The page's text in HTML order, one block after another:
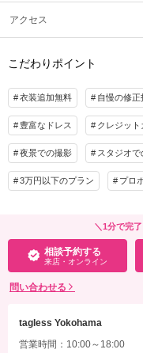
アクセス
こだわりポイント
衣装追加無料 自慢の修正
豊富なドレス クレジッ
夜景での撮影 スタジオで
3万円以下のプラン プロ
＼1分で完
相談予約する
来店・オンライン
問い合わせる
tagless Yokohama
営業時間：10:00～18:00